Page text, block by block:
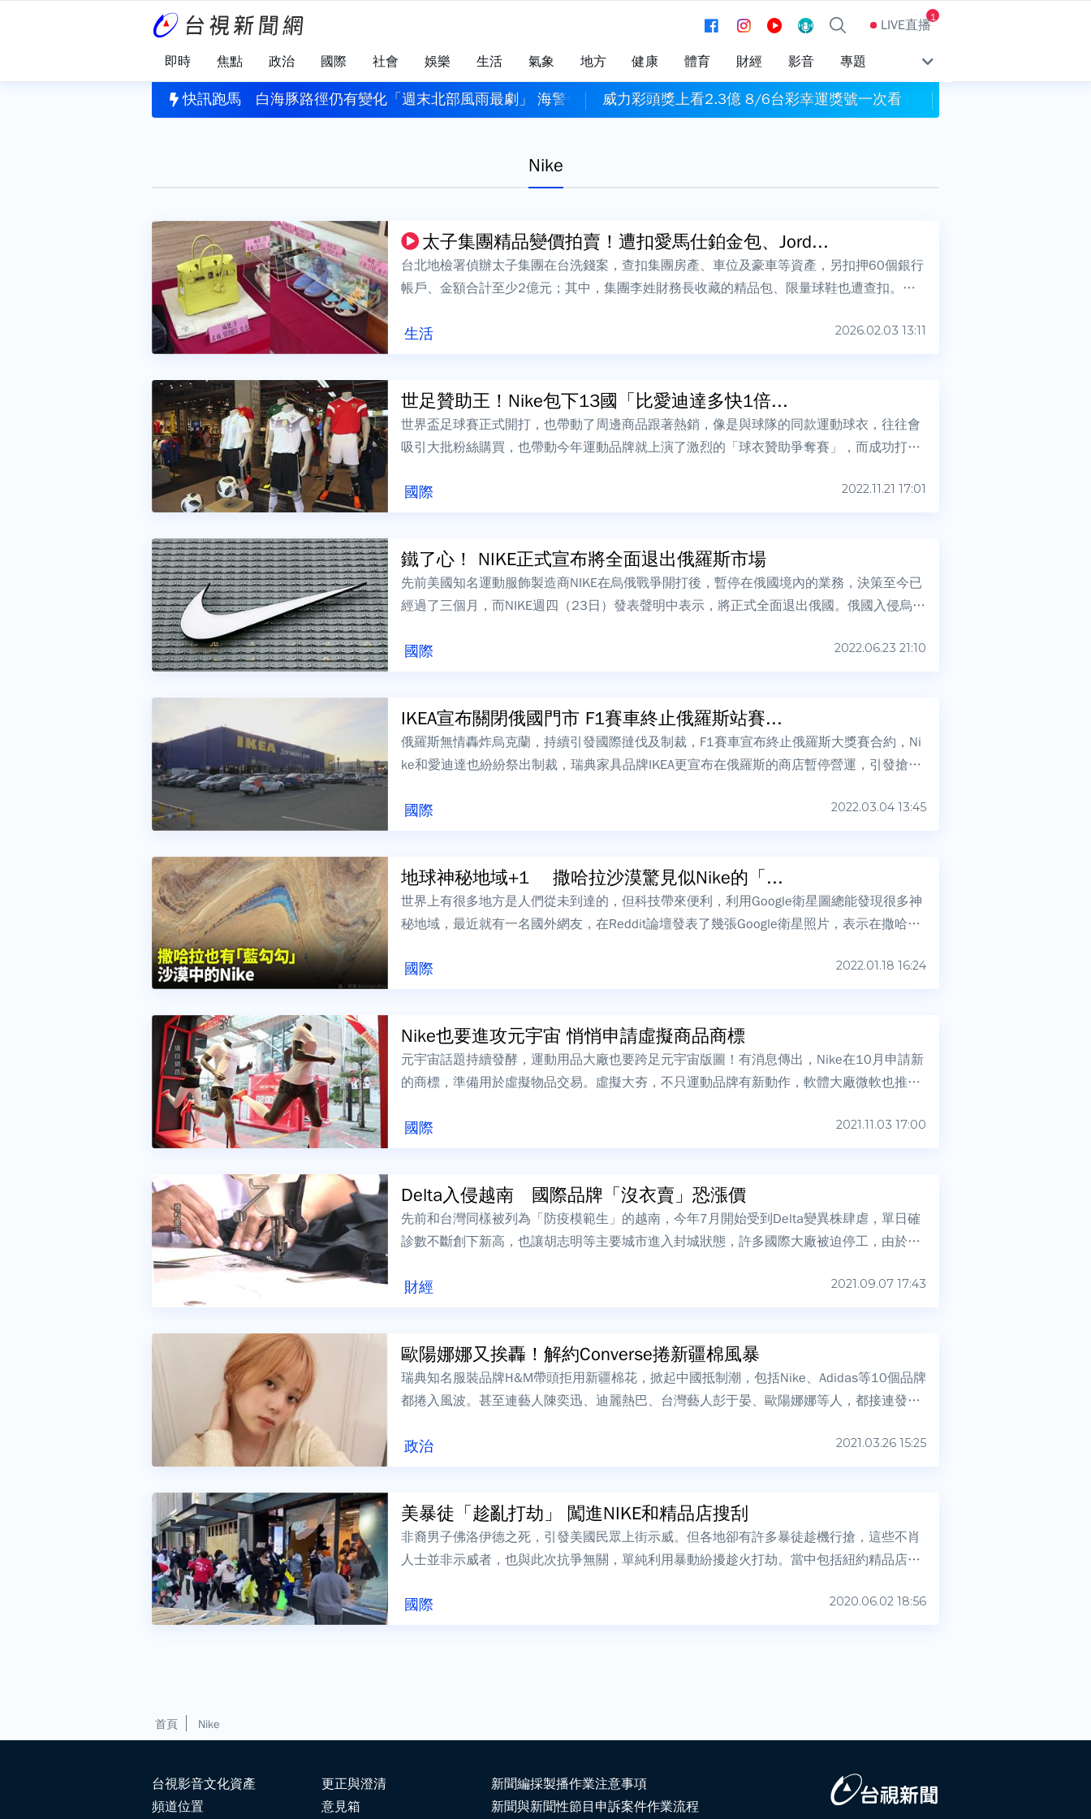
LIVE直播1
即時 焦點 政治 國際 社會 娛樂 生活 氣象 地方 健康 體育 財經 影音 專題
快訊跑馬
公視預算 黨團協商無結果全保留 白海豚路徑仍有變化「週末北部風雨最劇」 海警估明下午發布威力彩頭獎上看2.3億 8/6台彩幸運獎號一次看
Nike
生活
太子集團精品變價拍賣！遭扣愛馬仕鉑金包、Jord...
2026.02.03 13:11
台北地檢署偵辦太子集團在台洗錢案，查扣集團房產、車位及豪車等資產，另扣押60個銀行
帳戶、金額合計至少2億元；其中，集團李姓財務長收藏的精品包、限量球鞋也遭查扣。法
國際
世足贊助王！Nike包下13國「比愛迪達多快1倍...
2022.11.21 17:01
世界盃足球賽正式開打，也帶動了周邊商品跟著熱銷，像是與球隊的同款運動球衣，往往會
吸引大批粉絲購買，也帶動今年運動品牌就上演了激烈的「球衣贊助爭奪賽」，而成功打入
國際
鐵了心！ NIKE正式宣布將全面退出俄羅斯市場
2022.06.23 21:10
先前美國知名運動服飾製造商NIKE在烏俄戰爭開打後，暫停在俄國境內的業務，決策至今已
經過了三個月，而NIKE週四（23日）發表聲明中表示，將正式全面退出俄國。俄國入侵烏國
國際
IKEA宣布關閉俄國門市 F1賽車終止俄羅斯站賽...
2022.03.04 13:45
俄羅斯無情轟炸烏克蘭，持續引發國際撻伐及制裁，F1賽車宣布終止俄羅斯大獎賽合約，Ni
ke和愛迪達也紛紛祭出制裁，瑞典家具品牌IKEA更宣布在俄羅斯的商店暫停營運，引發搶購
國際
地球神秘地域+1 撒哈拉沙漠驚見似Nike的「...
2022.01.18 16:24
世界上有很多地方是人們從未到達的，但科技帶來便利，利用Google衛星圖總能發現很多神
秘地域，最近就有一名國外網友，在Reddit論壇發表了幾張Google衛星照片，表示在撒哈拉
國際
Nike也要進攻元宇宙 悄悄申請虛擬商品商標
2021.11.03 17:00
元宇宙話題持續發酵，運動用品大廠也要跨足元宇宙版圖！有消息傳出，Nike在10月申請新
的商標，準備用於虛擬物品交易。虛擬大夯，不只運動品牌有新動作，軟體大廠微軟也推出
財經
Delta入侵越南 國際品牌「沒衣賣」恐漲價
2021.09.07 17:43
先前和台灣同樣被列為「防疫模範生」的越南，今年7月開始受到Delta變異株肆虐，單日確
診數不斷創下新高，也讓胡志明等主要城市進入封城狀態，許多國際大廠被迫停工，由於國
政治
歐陽娜娜又挨轟！解約Converse捲新疆棉風暴
2021.03.26 15:25
瑞典知名服裝品牌H&M帶頭拒用新疆棉花，掀起中國抵制潮，包括Nike、Adidas等10個品牌
都捲入風波。甚至連藝人陳奕迅、迪麗熱巴、台灣藝人彭于晏、歐陽娜娜等人，都接連發出
國際
美暴徒「趁亂打劫」 闖進NIKE和精品店搜刮
2020.06.02 18:56
非裔男子佛洛伊德之死，引發美國民眾上街示威。但各地卻有許多暴徒趁機行搶，這些不肖
人士並非示威者，也與此次抗爭無關，單純利用暴動紛擾趁火打劫。當中包括紐約精品店聚
首頁 Nike
台視影音文化資產
頻道位置
更正與澄清
意見箱
新聞編採製播作業注意事項
新聞與新聞性節目申訴案件作業流程